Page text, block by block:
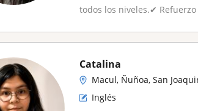
todos los niveles.✔
Catalina
Macul, Ñuñoa, San
Inglés